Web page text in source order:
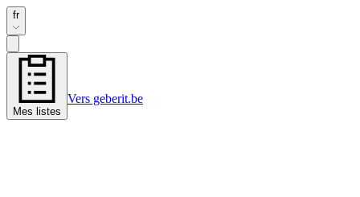
fr
Mes listes
Vers geberit.be